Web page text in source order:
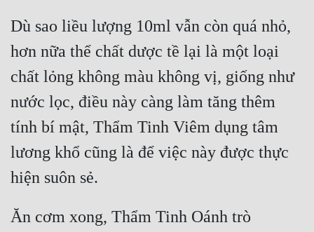
Dù sao liều lượng 10ml vẫn còn quá nhỏ,
hơn nữa thể chất dược tề lại là một loại
chất lỏng không màu không vị, giống như
nước lọc, điều này càng làm tăng thêm
tính bí mật, Thẩm Tinh Viêm dụng tâm
lương khổ cũng là để việc này được thực
Ăn cơm xong, Thẩm Tinh Oánh trò